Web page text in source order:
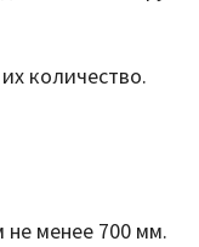
количество.
не менее 700 мм.